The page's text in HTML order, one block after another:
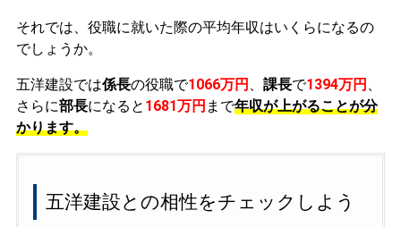
それでは、役職に就いた際の平均年収はいくらになるの
でしょうか。
五洋建設では係長の役職で1066万円 課長で1394万円
さらに部長になると 1681万円 まで年収が上がることが分
かります。
五洋建設との相性をチェックしよう